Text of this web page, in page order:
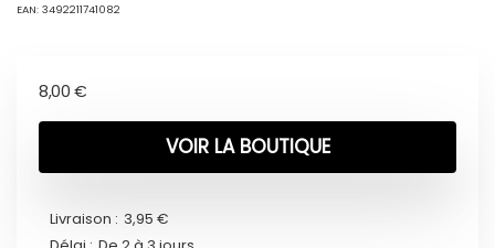
EAN: 3492211741082
8,00 €
VOIR LA BOUTIQUE
Livraison : 3,95 €